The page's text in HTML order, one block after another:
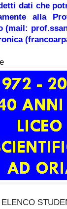
dati che
alla
(mail: